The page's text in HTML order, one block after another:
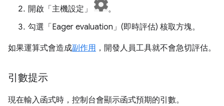
開啟「主機設定」
。
勾選「Eager evaluation」(即時評估) 核取方塊。
如果運算式會造成副作用 ，開發人員工具就不會急切評估。
引數提示
現在輸入函式時，控制台會顯示函式預期的引數。